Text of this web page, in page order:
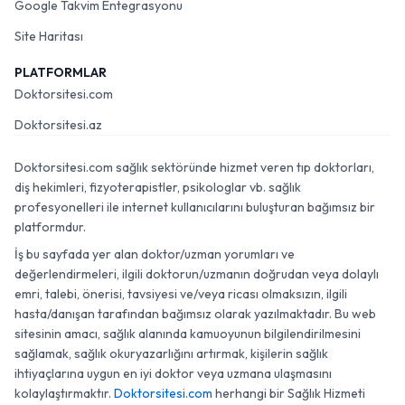
Google Takvim Entegrasyonu
Site Haritası
PLATFORMLAR
Doktorsitesi.com
Doktorsitesi.az
Doktorsitesi.com sağlık sektöründe hizmet veren tıp doktorları,
diş hekimleri, fizyoterapistler, psikologlar vb. sağlık
profesyonelleri ile internet kullanıcılarını buluşturan bağımsız bir
platformdur.
İş bu sayfada yer alan doktor/uzman yorumları ve
değerlendirmeleri, ilgili doktorun/uzmanın doğrudan veya dolaylı
emri, talebi, önerisi, tavsiyesi ve/veya ricası olmaksızın, ilgili
hasta/danışan tarafından bağımsız olarak yazılmaktadır. Bu web
sitesinin amacı, sağlık alanında kamuoyunun bilgilendirilmesini
sağlamak, sağlık okuryazarlığını artırmak, kişilerin sağlık
ihtiyaçlarına uygun en iyi doktor veya uzmana ulaşmasını
kolaylaştırmaktır. Doktorsitesi.com herhangi bir Sağlık Hizmeti